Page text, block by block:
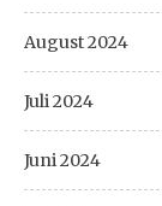
August 2024
Juli 2024
Juni 2024